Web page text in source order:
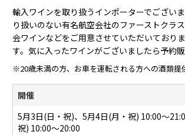
輸入ワインを取り扱うインポーターでござい
り扱いのない有名航空会社のファーストクラ
会ワインなどをご用意させていただいており
す。気に入ったワインがございましたら予約販
※20歳未満の方、お車を運転される方への酒類提
開催
5月3日(日・祝)、5月4日(月・祝) 10:00〜
祝) 10:00～20:00